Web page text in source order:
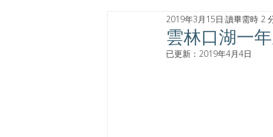
雲林口湖一
2019年3月15日 讀畢需時 2
已更新： 2019年4月4日